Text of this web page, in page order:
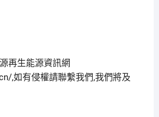
再生能源資訊網
,如有侵權請聯繫我們,我們將及